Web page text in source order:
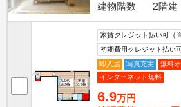
建物階数
2階建
家賃クレジット払い可（
初期費用クレジット払い
即入居
写真充実
無料
インターネット無料
6.9万円